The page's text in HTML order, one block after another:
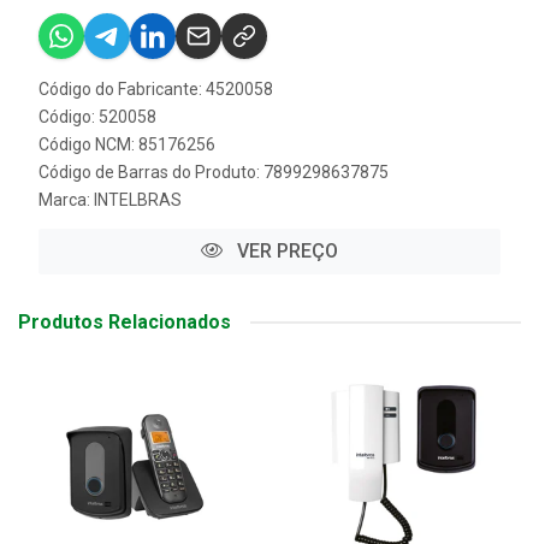
Código do Fabricante: 4520058
Código: 520058
Código NCM: 85176256
Código de Barras do Produto: 7899298637875
Marca: INTELBRAS
VER PREÇO
Produtos Relacionados